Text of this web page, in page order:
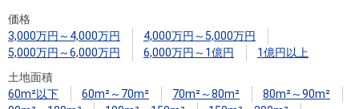
税金の本
（電子ブ
ック）
価格
3,000万円～4,000万円
4,000万円～5,000万円
5,000万円～6,000万円
6,000万円～1億円
1億円以上
土地面積
60m²以下
60m²～70m² 70m²～80m²
80m²～90m²